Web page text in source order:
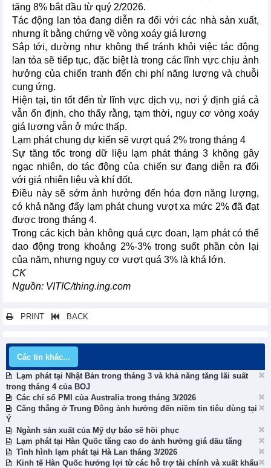
tăng 8% bắt đầu từ quý 2/2026.
Tác động lan tỏa đang diễn ra đối với các nhà sản xuất,
nhưng ít bằng chứng về vòng xoáy giá lương
Sắp tới, dường như không thể tránh khỏi việc tác động
lan tỏa sẽ tiếp tục, đặc biệt là trong các lĩnh vực chịu ảnh
hưởng của chiến tranh đến chi phí năng lượng và chuỗi
cung ứng.
Hiện tại, tin tốt đến từ lĩnh vực dịch vụ, nơi ý định giá cả
vẫn ổn định, cho thấy rằng, tạm thời, nguy cơ vòng xoáy
giá lương vẫn ở mức thấp.
Lạm phát chung dự kiến sẽ vượt quá 2% trong tháng 4
Sự tăng tốc trong dữ liệu lạm phát tháng 3 không gây
ngạc nhiên, do tác động của chiến sự đang diễn ra đối
với giá nhiên liệu và khí đốt.
Điều này sẽ sớm ảnh hưởng đến hóa đơn năng lượng,
có khả năng đẩy lạm phát chung vượt xa mức 2% đã đạt
được trong tháng 4.
Trong các kịch bản không quá cực đoan, lạm phát có thể
dao động trong khoảng 2%-3% trong suốt phần còn lại
của năm, nhưng nguy cơ vượt quá 3% là khá lớn.
CK
Nguồn: VITIC/thing.ing.com
PRINT BACK
Các tin khác...
Lạm phát tại Nhật Bản trong tháng 3 và khả năng tăng lãi suất
trong tháng 4 của BOJ
Các chỉ số PMI của Australia trong tháng 3/2026
Căng thẳng ở Trung Đông ảnh hưởng đến niềm tin tiêu dùng tại
Ý
Ngành sản xuất của Mỹ dự báo sẽ hồi phục
Lạm phát tại Hàn Quốc tăng cao do ảnh hưởng giá dầu tăng
Tình hình lạm phát tại Hà Lan tháng 3/2026
Kinh tế Hàn Quốc hưởng lợi từ các hỗ trợ tài chính và xuất khẩu